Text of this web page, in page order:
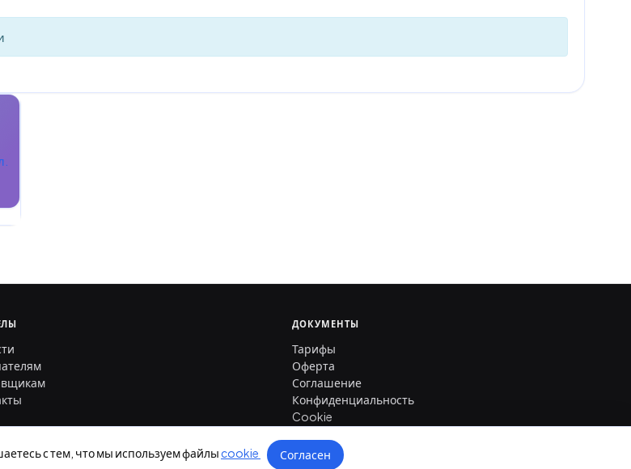
ДОКУМЕНТЫ
Тарифы
Оферта
Соглашение
Конфиденциальность
Cookie
с тем, что мы используем файлы cookie Согласен